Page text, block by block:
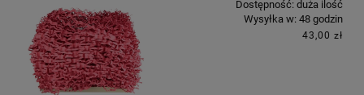
Dostępność: duża ilość
Wysyłka w: 48 godzin
43,00 zł